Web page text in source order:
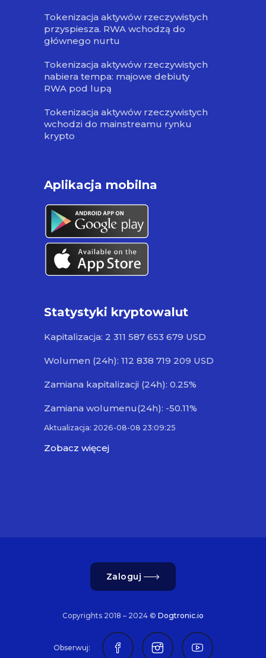
Tokenizacja aktywów rzeczywistych
przyspiesza. RWA wchodzą do
głównego nurtu
Tokenizacja aktywów rzeczywistych
nabiera tempa: majowe debiuty
RWA pod lupą
Tokenizacja aktywów rzeczywistych
wchodzi do mainstreamu rynku
krypto
Aplikacja mobilna
Statystyki kryptowalut
Kapitalizacja: 2 311 587 653 679 USD
Wolumen (24h): 112 838 719 209 USD
Zamiana kapitalizacji (24h): 0.25%
Zamiana wolumenu(24h): -50.11%
Aktualizacja: 2026-08-08 23:09:25
Zobacz więcej
Zaloguj
Copyrights 2018 – 2024 © Dogtronic.io
Obserwuj: